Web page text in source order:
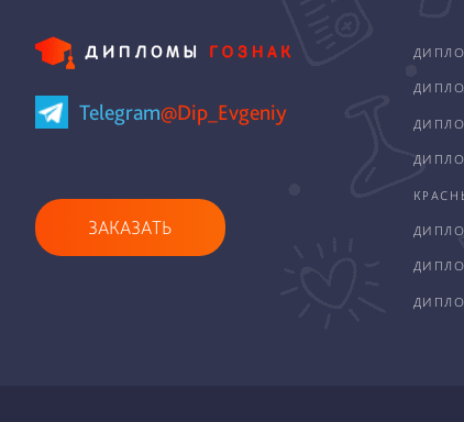
Telegram@Dip_Evgeniy
ЗАКАЗАТЬ